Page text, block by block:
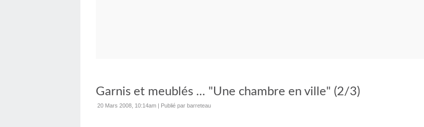
Garnis et meublés ... "Une chambre en ville" (2/3)
20 Mars 2008, 10:14am | Publié par barreteau